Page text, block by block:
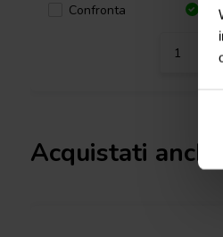
Confronta
Acquistati